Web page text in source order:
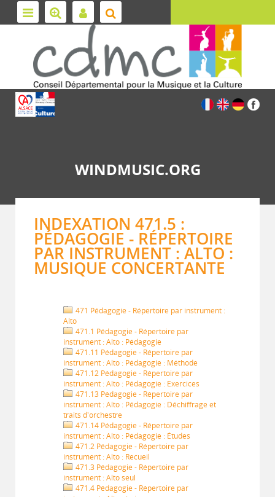
WINDMUSIC.ORG
INDEXATION 471.5 :
PÉDAGOGIE - RÉPERTOIRE
PAR INSTRUMENT : ALTO :
MUSIQUE CONCERTANTE
471 Pédagogie - Répertoire par instrument :
Alto
471.1 Pédagogie - Répertoire par
instrument : Alto : Pédagogie
471.11 Pédagogie - Répertoire par
instrument : Alto : Pédagogie : Méthode
471.12 Pédagogie - Répertoire par
instrument : Alto : Pédagogie : Exercices
471.13 Pédagogie - Répertoire par
instrument : Alto : Pédagogie : Déchiffrage et
traits d'orchestre
471.14 Pédagogie - Répertoire par
instrument : Alto : Pédagogie : Études
471.2 Pédagogie - Répertoire par
instrument : Alto : Recueil
471.3 Pédagogie - Répertoire par
instrument : Alto seul
471.4 Pédagogie - Répertoire par